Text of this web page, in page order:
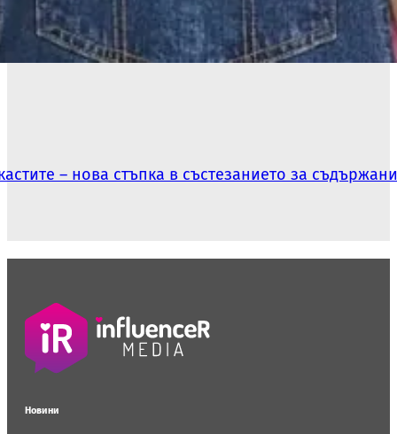
– нова стъпка в състезанието за
Новини